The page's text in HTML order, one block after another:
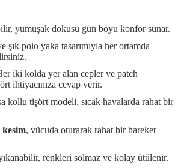
yumuşak dokusu gün boyu konfor sunar.
şık polo yaka tasarımıyla her ortamda
iki kolda yer alan cepler ve patch
ihtiyacınıza cevap verir.
kollu tişört modeli, sıcak havalarda rahat bir
, vücuda oturarak rahat bir hareket
renkleri solmaz ve kolay ütülenir.